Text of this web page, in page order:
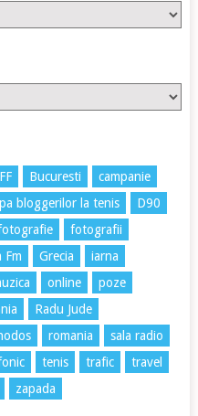
Bucuresti
campanie
bloggerilor la tenis
D90
fotografii
Fm Grecia
iarna
online
poze
Radu Jude
romania
sala radio
tenis trafic
travel
zapada